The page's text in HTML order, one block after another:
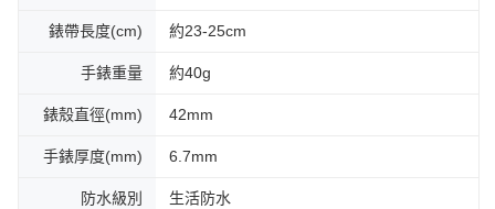
錶帶長度(cm) 約23-25cm
手錶重量 約40g
錶殼直徑(mm) 42mm
手錶厚度(mm) 6.7mm
防水級別 生活防水